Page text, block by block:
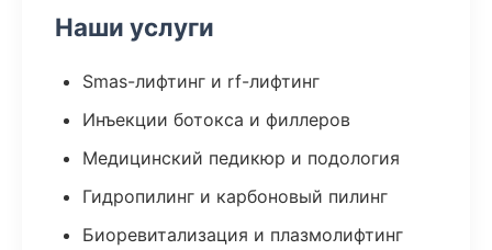
Наши услуги
Smas-лифтинг и rf-лифтинг
Инъекции ботокса и филлеров
Медицинский педикюр и подология
Гидропилинг и карбоновый пилинг
Биоревитализация и плазмолифтинг